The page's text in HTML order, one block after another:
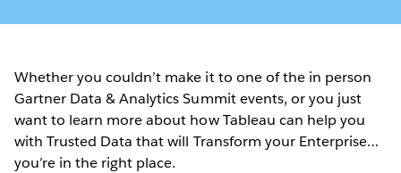
Whether you couldn’t make it to one of the in person
Gartner Data & Analytics Summit events, or you just
want to learn more about how Tableau can help you
with Trusted Data that will Transform your Enterprise…
you’re in the right place.